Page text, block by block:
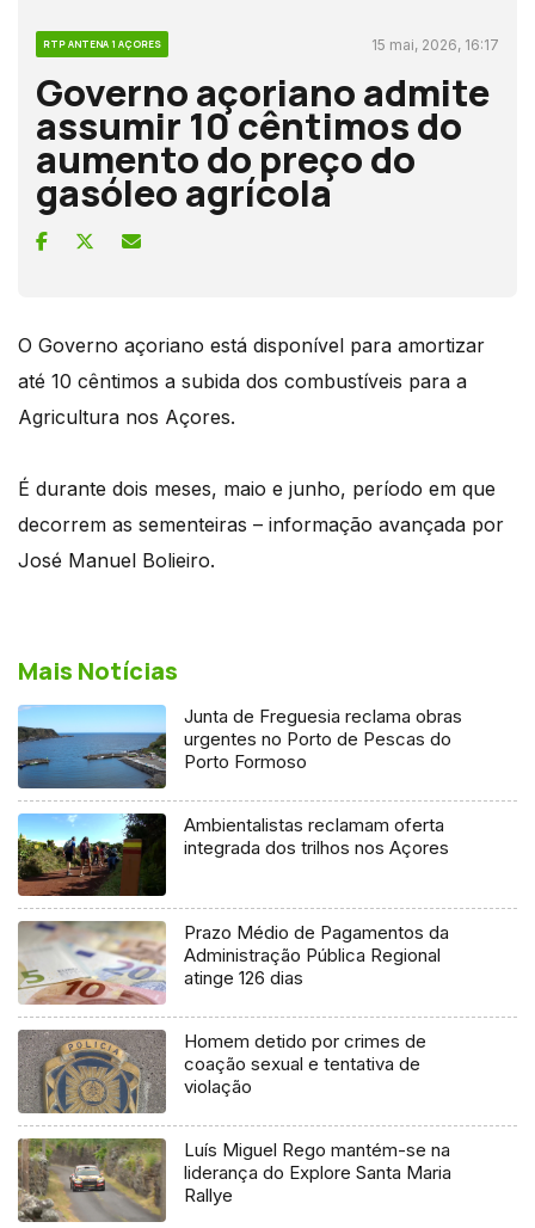
RTP ANTENA 1 AÇORES 15 mai, 2026, 16:17
Governo açoriano admite
assumir 10 cêntimos do
aumento do preço do
gasóleo agrícola
O Governo açoriano está disponível para amortizar
até 10 cêntimos a subida dos combustíveis para a
Agricultura nos Açores.
É durante dois meses, maio e junho, período em que
decorrem as sementeiras – informação avançada por
José Manuel Bolieiro.
Mais Notícias
Junta de Freguesia reclama obras
urgentes no Porto de Pescas do
Porto Formoso
Ambientalistas reclamam oferta
integrada dos trilhos nos Açores
Prazo Médio de Pagamentos da
Administração Pública Regional
atinge 126 dias
Homem detido por crimes de
coação sexual e tentativa de
violação
Luís Miguel Rego mantém-se na
liderança do Explore Santa Maria
Rallye